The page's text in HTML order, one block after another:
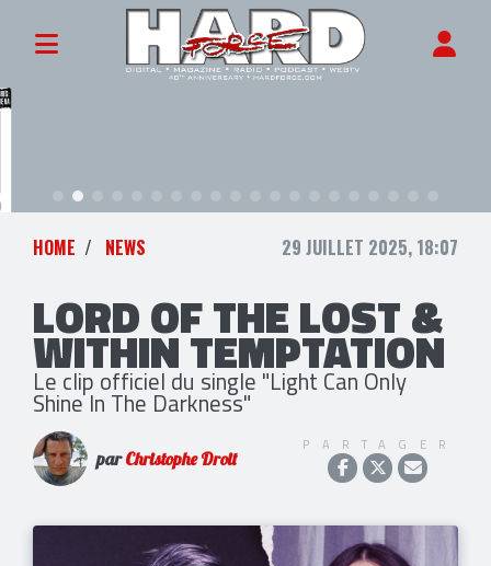
HOME NEWS 29 JUILLET 2025, 18:07
LORD OF THE LOST &
WITHIN TEMPTATION
Le clip officiel du single "Light Can Only
Shine In The Darkness"
parChristophe Droit
PARTAGER